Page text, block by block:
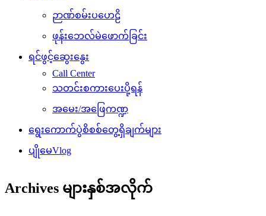
ဉာဏ်စမ်းပဟေဠိ
ဖုန်းဘေလ်မဲဖောက်ခြင်း
ရင်ဖွင့်ဆွေးနွေး
Call Center
သတင်းစကားပေးပို့ရန်
အမေး/အဖြေကဏ္ဍ
ရွေးကောက်ပွဲစိစစ်တွေ့ရှိချက်များ
ပျိုမေVlog
Archives များနှစ်အလိုက်